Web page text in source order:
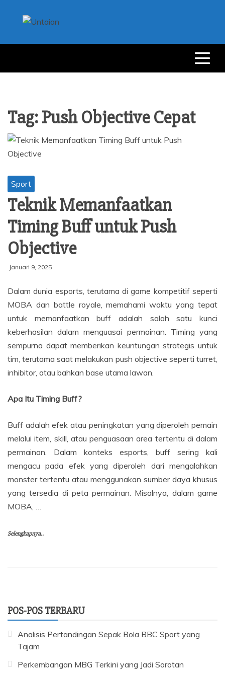
UNTAIAN
Tag:Push Objective Cepat
Sport
Teknik Memanfaatkan
Timing Buff untuk Push
Objective
Januari 9, 2025
Dalam dunia esports, terutama di game kompetitif seperti
MOBA dan battle royale, memahami waktu yang tepat
untuk memanfaatkan buff adalah salah satu kunci
keberhasilan dalam menguasai permainan. Timing yang
sempurna dapat memberikan keuntungan strategis untuk
tim, terutama saat melakukan push objective seperti turret,
inhibitor, atau bahkan base utama lawan.
Apa Itu Timing Buff?
Buff adalah efek atau peningkatan yang diperoleh pemain
melalui item, skill, atau penguasaan area tertentu di dalam
permainan. Dalam konteks esports, buff sering kali
mengacu pada efek yang diperoleh dari mengalahkan
monster tertentu atau menggunakan sumber daya khusus
yang tersedia di peta permainan. Misalnya, dalam game
MOBA, …
Selengkapnya..
POS-POS TERBARU
Analisis Pertandingan Sepak Bola BBC Sport yang
Tajam
Perkembangan MBG Terkini yang Jadi Sorotan